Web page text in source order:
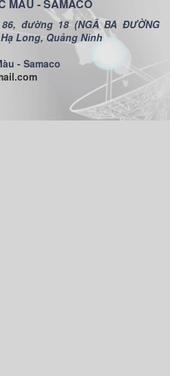
MÀU - SAMACO
đường 18 (NGÃ BA ĐƯỜNG
Long, Quảng Ninh
- Samaco